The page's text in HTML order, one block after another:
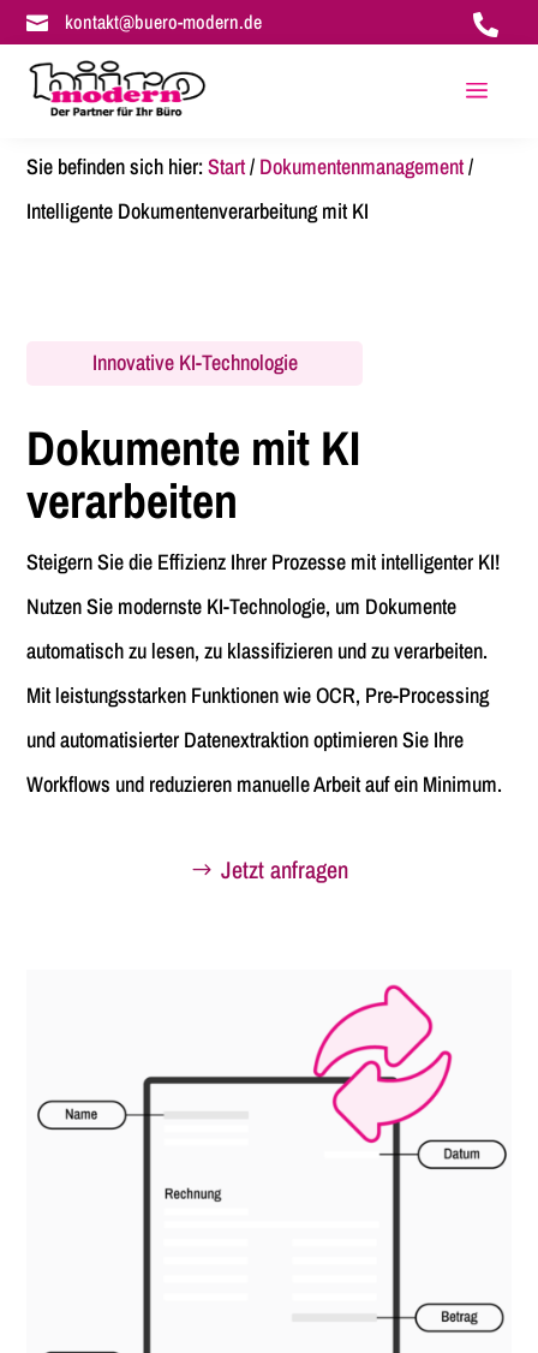
 kontakt@buero-modern.de 
a
Sie befinden sich hier:Start/ Dokumentenmanagement/
Intelligente Dokumentenverarbeitung mit KI
Innovative KI-Technologie
Dokumente mit KI
verarbeiten
Steigern Sie die Effizienz Ihrer Prozesse mit intelligenter KI!
Nutzen Sie modernste KI-Technologie, um Dokumente
automatisch zu lesen, zu klassifizieren und zu verarbeiten.
Mit leistungsstarken Funktionen wie OCR, Pre-Processing
und automatisierter Datenextraktion optimieren Sie Ihre
Workflows und reduzieren manuelle Arbeit auf ein Minimum.
Jetzt anfragen